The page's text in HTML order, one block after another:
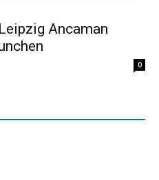
Ancaman
0